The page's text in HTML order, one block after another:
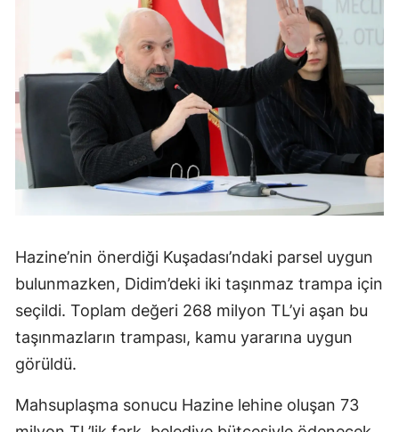
Hazine’nin önerdiği Kuşadası’ndaki parsel uygun
bulunmazken, Didim’deki iki taşınmaz trampa için
seçildi. Toplam değeri 268 milyon TL’yi aşan bu
taşınmazların trampası, kamu yararına uygun
görüldü.
Mahsuplaşma sonucu Hazine lehine oluşan 73